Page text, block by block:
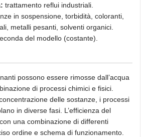
trattamento reflui industriali.
in sospensione, torbidità, coloranti,
metalli pesanti, solventi organici.
del modello (costante).
possono essere rimosse dall’acqua
di processi chimici e fisici.
delle sostanze, i processi
in diverse fasi. L’efficienza del
una combinazione di differenti
ordine e schema di funzionamento.